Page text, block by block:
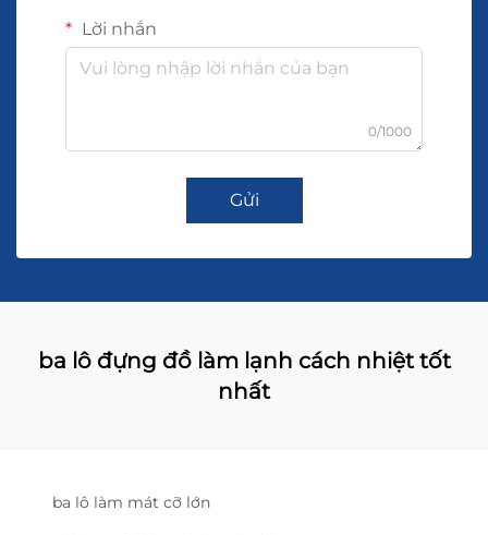
Lời nhắn
0/1000
Gửi
ba lô đựng đồ làm lạnh cách nhiệt tốt
nhất
ba lô làm mát cỡ lớn